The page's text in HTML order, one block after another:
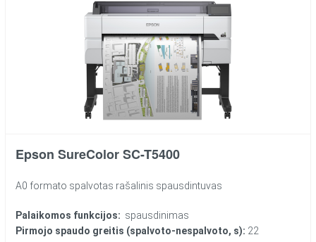
Epson SureColor SC-T5400
A0 formato spalvotas rašalinis spausdintuvas
Palaikomos funkcijos: spausdinimas
Pirmojo spaudo greitis (spalvoto-nespalvoto, s): 22